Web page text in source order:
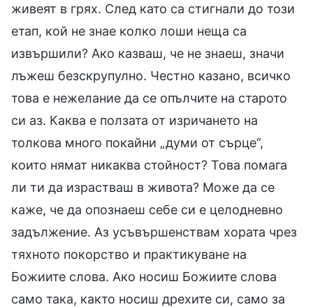
живеят в грях. След като са стигнали до този
етап, кой не знае колко лоши неща са
извършили? Ако казваш, че не знаеш, значи
лъжеш безскрупулно. Честно казано, всичко
това е нежелание да се опълчите на старото
си аз. Каква е ползата от изричането на
толкова много покайни „думи от сърце“,
които нямат никаква стойност? Това помага
ли ти да израстваш в живота? Може да се
каже, че да опознаеш себе си е целодневно
задължение. Аз усъвършенствам хората чрез
тяхното покорство и практикуване на
Божиите слова. Ако носиш Божиите слова
само така, както носиш дрехите си, само за